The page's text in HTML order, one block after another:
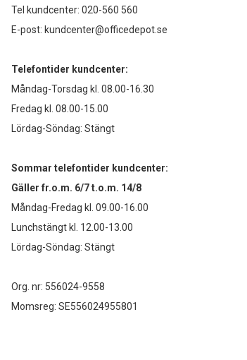
Tel kundcenter: 020-560 560
E-post: kundcenter@officedepot.se
Telefontider kundcenter:
Måndag-Torsdag kl. 08.00-16.30
Fredag kl. 08.00-15.00
Lördag-Söndag: Stängt
Sommar telefontider kundcenter:
Gäller fr.o.m. 6/7 t.o.m. 14/8
Måndag-Fredag kl. 09.00-16.00
Lunchstängt kl. 12.00-13.00
Lördag-Söndag: Stängt
Org. nr: 556024-9558
Momsreg: SE556024955801